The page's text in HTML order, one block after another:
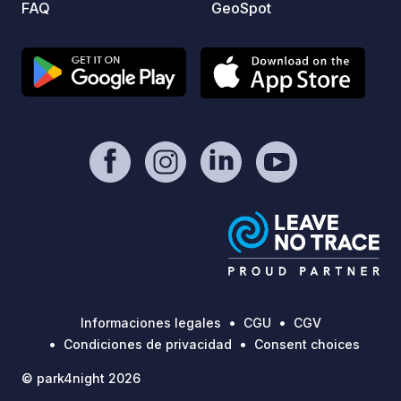
“Contacto / Sitio web” de esta ficha.
al
la
FAQ
GeoSpot
Informaciones legales CGU
CGV
Condiciones de privacidad
Consent choices
© park4night 2026